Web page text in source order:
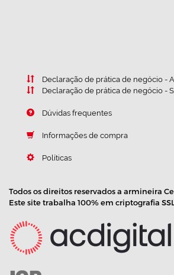
Declaração de prática de negócio -
Declaração de prática de negócio -
Dúvidas frequentes
Informações de compra
Políticas
Todos os direitos reservados a armineira
Este site trabalha 100% em criptografia